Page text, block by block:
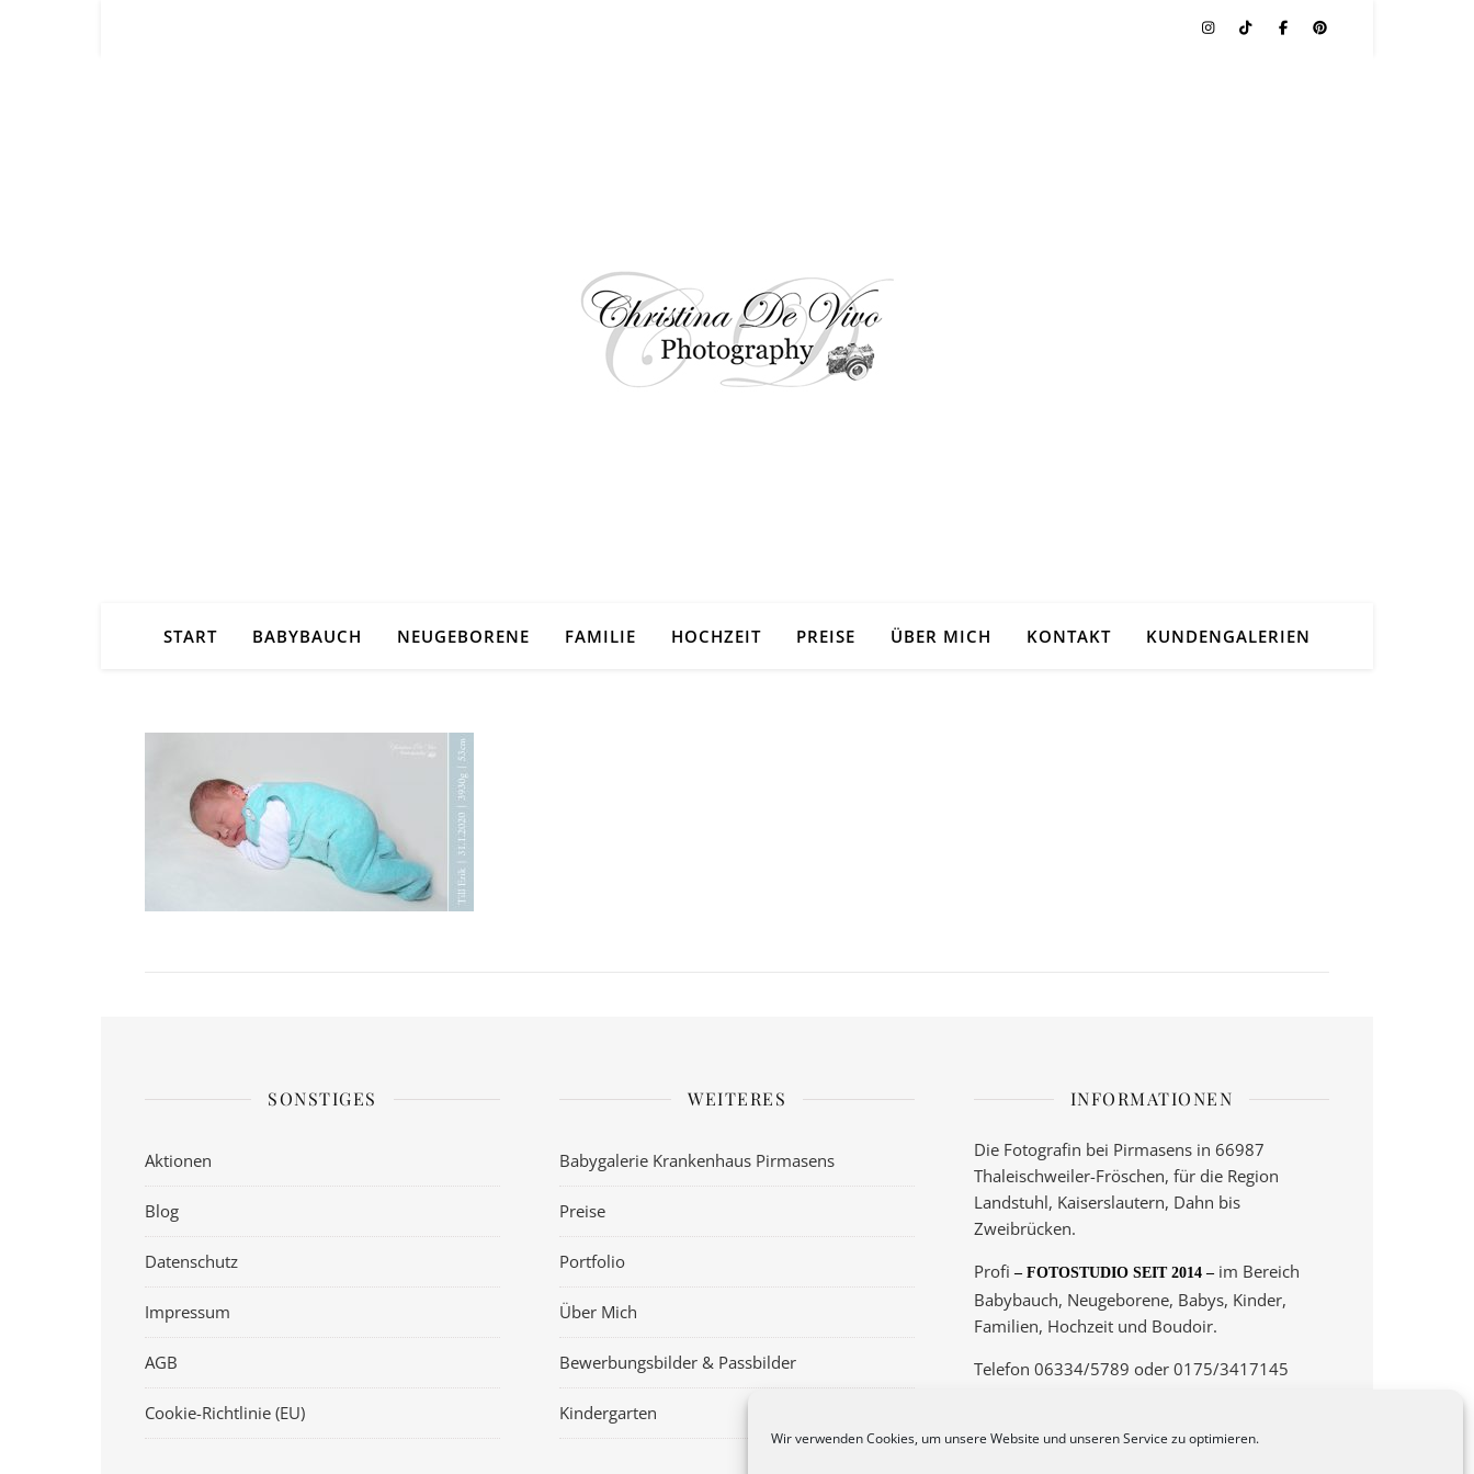
Wir verwenden Cookies, um unsere Website und unseren Service zu optimieren.
START BABYBAUCH NEUGEBORENE FAMILIE HOCHZEIT PREISE ÜBER MICH KONTAKT KUNDENGALERIEN
SONSTIGES
Aktionen
Blog
Datenschutz
Impressum
AGB
Cookie-Richtlinie (EU)
WEITERES
Babygalerie Krankenhaus Pirmasens
Preise
Portfolio
Über Mich
Bewerbungsbilder & Passbilder
Kindergarten
INFORMATIONEN
Die Fotografin bei Pirmasens in 66987
Thaleischweiler-Fröschen, für die Region
Landstuhl, Kaiserslautern, Dahn bis
Zweibrücken.
Profi – FOTOSTUDIO SEIT 2014 – im Bereich
Babybauch, Neugeborene, Babys, Kinder,
Familien, Hochzeit und Boudoir.
Telefon 06334/5789 oder 0175/3417145